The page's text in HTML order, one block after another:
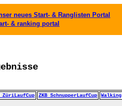
neues Start- & Ranglisten Portal
& ranking portal
ZüriLaufCup ZKB SchnupperLaufCup Walking